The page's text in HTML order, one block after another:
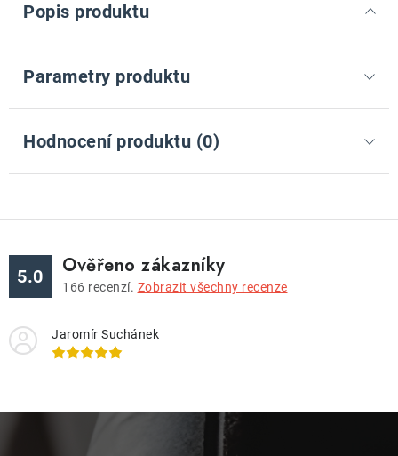
Popis produktu
Parametry produktu
Hodnocení produktu (0)
5.0 Ověřeno zákazníky
166 recenzí. Zobrazit všechny recenze
Jaromír Suchánek